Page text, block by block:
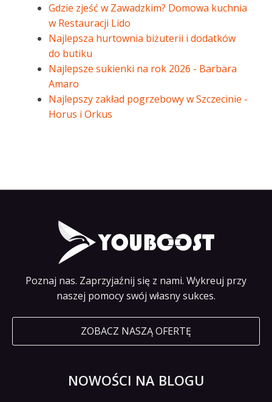
Gdzie zjeść w Zawadzkim? Domowa kuchnia
w Restauracji Lido
Najlepsza hurtownia biżuterii i dodatków
do butiku
Najlepsze sukienki na rok 2026 - Barbara
Amaro
Najlepszy zakład pogrzebowy w Szczecinie -
Horus i Orkus
Poznaj nas. Zaprzyjaźnij się z nami. Wykreuj przy
naszej pomocy swój własny sukces.
ZOBACZ NASZĄ OFERTĘ
NOWOŚCI NA BLOGU